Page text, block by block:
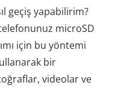
geçiş yapabilirim?
microSD
için bu yöntemi
bir
videolar ve